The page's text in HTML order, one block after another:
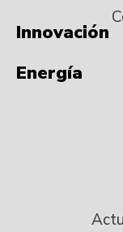
Innovación
Energía